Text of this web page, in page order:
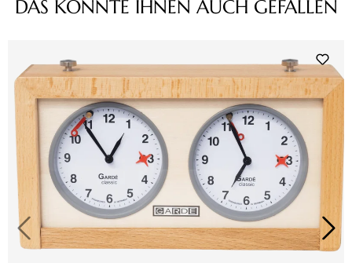
DAS KÖNNTE IHNEN AUCH GEFALLEN